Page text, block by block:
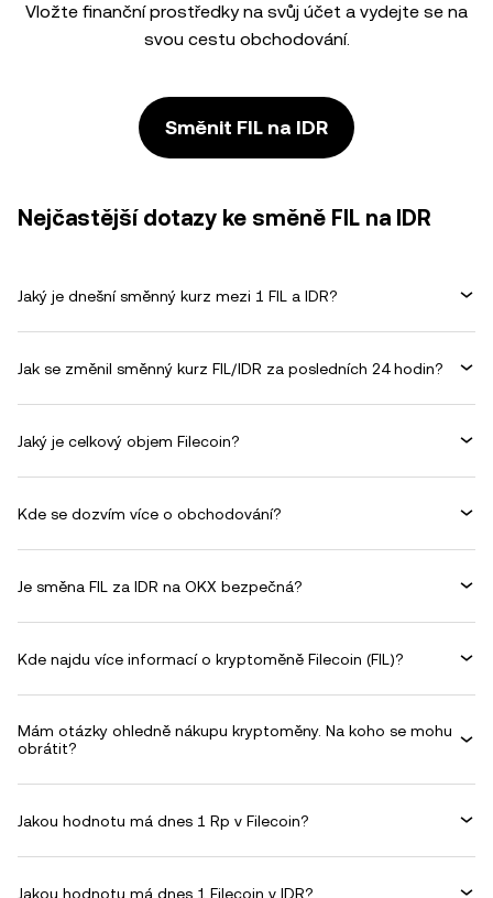
Vložte finanční prostředky na svůj účet a vydejte se na
svou cestu obchodování.
Směnit FIL na IDR
Nejčastější dotazy ke směně FIL na IDR
Jaký je dnešní směnný kurz mezi 1 FIL a IDR?
Jak se změnil směnný kurz FIL/IDR za posledních 24 hodin?
Jaký je celkový objem Filecoin?
Kde se dozvím více o obchodování?
Je směna FIL za IDR na OKX bezpečná?
Kde najdu více informací o kryptoměně Filecoin (FIL)?
Mám otázky ohledně nákupu kryptoměny. Na koho se mohu
obrátit?
Jakou hodnotu má dnes 1 Rp v Filecoin?
Jakou hodnotu má dnes 1 Filecoin v IDR?